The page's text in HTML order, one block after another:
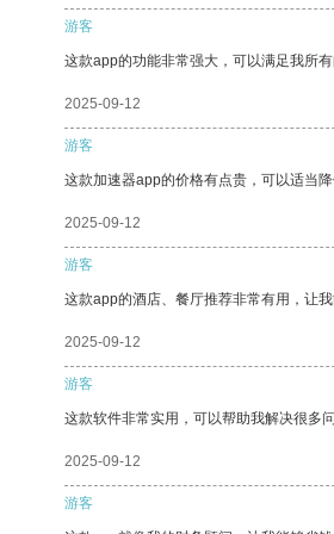
游客
这款app的功能非常强大，可以满足我所
2025-09-12
游客
这款加速器app的价格有点贵，可以适当降
2025-09-12
游客
这款app的酒店、餐厅推荐非常有用，让
2025-09-12
游客
这款软件非常实用，可以帮助我解决很多问
2025-09-12
游客